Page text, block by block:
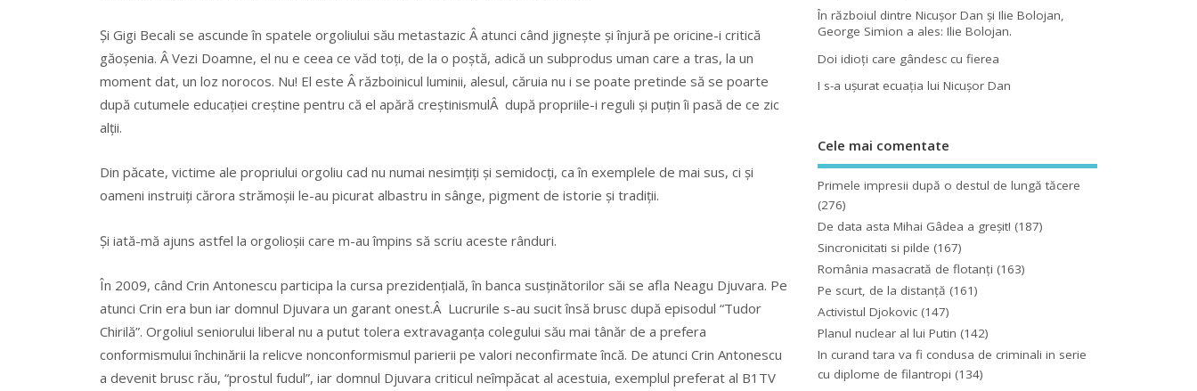
Și Gigi Becali se ascunde în spatele orgoliului său metastazic Â atunci când jignește și înjură pe oricine-i critică
găoșenia. Â Vezi Doamne, el nu e ceea ce văd toți, de la o poștă, adică un subprodus uman care a tras, la un
moment dat, un loz norocos. Nu! El este Â războinicul luminii, alesul, căruia nu i se poate pretinde să se poarte
după cutumele educației creștine pentru că el apără creștinismulÂ după propriile-i reguli și puțin îi pasă de ce zic
alții.
Din păcate, victime ale propriului orgoliu cad nu numai nesimțiți și semidocți, ca în exemplele de mai sus, ci și
oameni instruiți cărora strămoșii le-au picurat albastru in sânge, pigment de istorie și tradiții.
Și iată-mă ajuns astfel la orgolioșii care m-au împins să scriu aceste rânduri.
În 2009, când Crin Antonescu participa la cursa prezidențială, în banca susținătorilor săi se afla Neagu Djuvara. Pe
atunci Crin era bun iar domnul Djuvara un garant onest.Â Lucrurile s-au sucit însă brusc după episodul “Tudor
Chirilă”. Orgoliul seniorului liberal nu a putut tolera extravaganța colegului său mai tânăr de a prefera
conformismului închinării la relicve nonconformismul parierii pe valori neconfirmate încă. De atunci Crin Antonescu
a devenit brusc rău, “prostul fudul”, iar domnul Djuvara criticul neîmpăcat al acestuia, exemplul preferat al B1TV
În războiul dintre Nicuşor Dan şi Ilie Bolojan,
George Simion a ales: Ilie Bolojan.
Doi idioţi care gândesc cu fierea
I s-a uşurat ecuaţia lui Nicuşor Dan
Cele mai comentate
Primele impresii după o destul de lungă tăcere
(276)
De data asta Mihai Gâdea a greşit! (187)
Sincronicitati si pilde (167)
România masacrată de flotanţi (163)
Pe scurt, de la distanță (161)
Activistul Djokovic (147)
Planul nuclear al lui Putin (142)
In curand tara va fi condusa de criminali in serie
cu diplome de filantropi (134)